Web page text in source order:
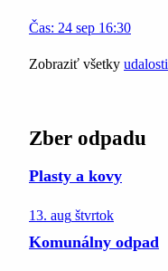
Čas: 24 sep 16:30
Zobraziť všetky udalosti
Zber odpadu
Plasty a kovy
13. aug štvrtok
Komunálny odpad